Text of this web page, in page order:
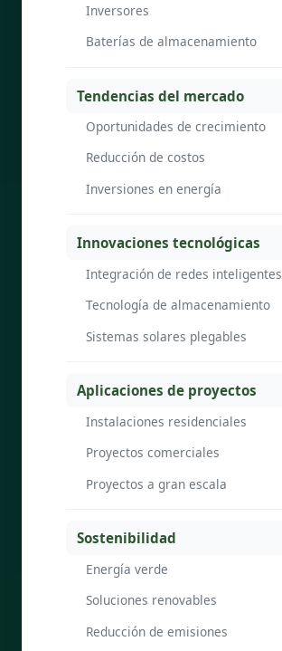
Inversores
Baterías de almacenamiento
Tendencias del mercado
Oportunidades de crecimiento
Reducción de costos
Inversiones en energía
Innovaciones tecnológicas
Integración de redes inteligentes
Tecnología de almacenamiento
Sistemas solares plegables
Aplicaciones de proyectos
Instalaciones residenciales
Proyectos comerciales
Proyectos a gran escala
Sostenibilidad
Energía verde
Soluciones renovables
Reducción de emisiones